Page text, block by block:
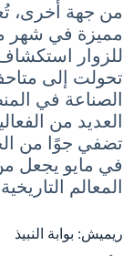
من جهة أخرى،
مميزة في شهر
للزوار استكشاف
تحولت إلى
الصناعة في
العديد من
تضفي جوًا من
في مايو يجعل
المعالم
ريميش: بوابة النبيذ